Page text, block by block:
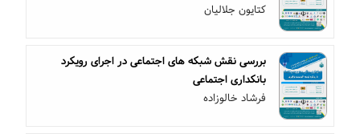
کتایون جلالیان
بررسی نقش شبکه های اجتماعی در اجرای رویکرد
بانکداری اجتماعی
فرشاد خالوزاده